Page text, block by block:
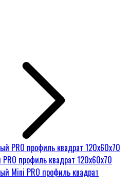
профиль квадрат 120х60х70